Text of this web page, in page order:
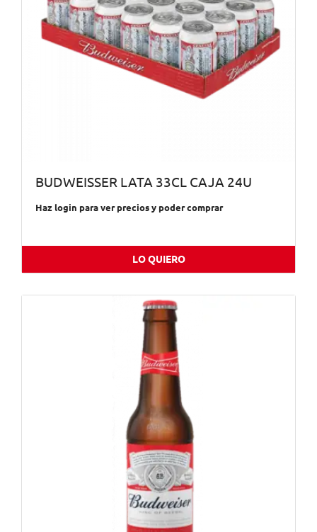
BUDWEISSER LATA 33CL CAJA 24U
Haz login para ver precios y poder comprar
LO QUIERO